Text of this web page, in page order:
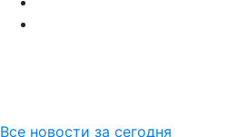
Все новости за сегодня